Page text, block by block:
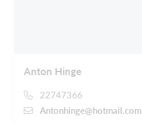
Anton Hinge
22747366
Antonhinge@hotmail.com